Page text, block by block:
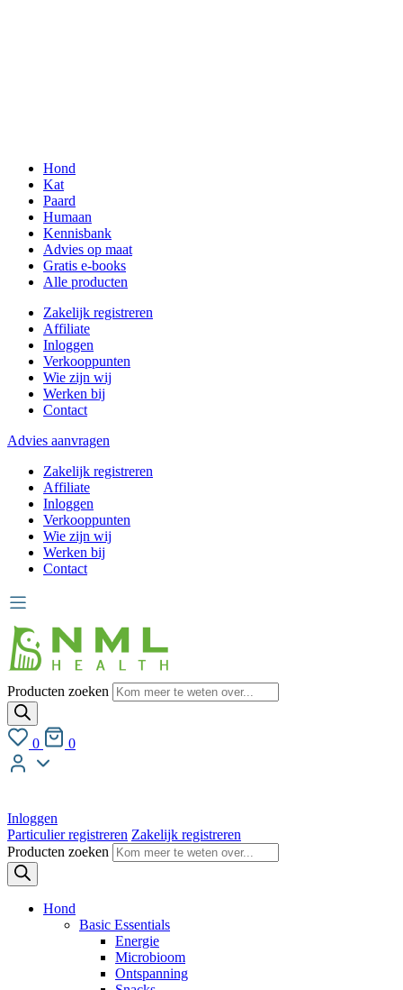
Hond
Kat
Paard
Humaan
Kennisbank
Advies op maat
Gratis e-books
Alle producten
Zakelijk registreren
Affiliate
Inloggen
Verkooppunten
Wie zijn wij
Werken bij
Contact
Advies aanvragen
Zakelijk registreren
Affiliate
Inloggen
Verkooppunten
Wie zijn wij
Werken bij
Contact
Producten zoeken
0 0
Inloggen
Particulier registreren Zakelijk registreren
Producten zoeken
Hond
Basic Essentials
Energie
Microbioom
Ontspanning